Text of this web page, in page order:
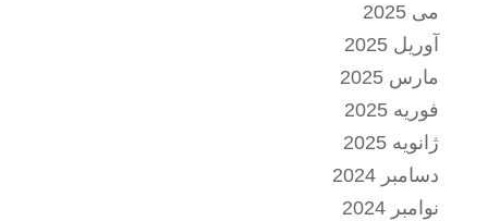
می 2025
آوریل 2025
مارس 2025
فوریه 2025
ژانویه 2025
دسامبر 2024
نوامبر 2024